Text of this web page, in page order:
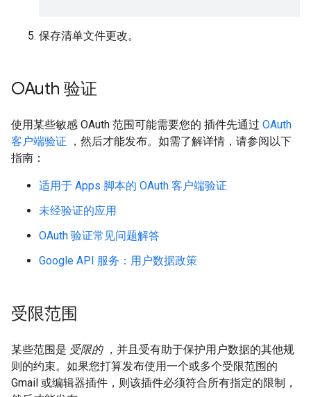
保存清单文件更改。
OAuth 验证
使用某些敏感 OAuth 范围可能需要您的 插件先通过 OAuth
客户端验证 ，然后才能发布。如需了解详情，请参阅以下
指南：
适用于 Apps 脚本的 OAuth 客户端验证
未经验证的应用
OAuth 验证常见问题解答
Google API 服务：用户数据政策
受限范围
某些范围是 受限的，并且受有助于保护用户数据的其他规
则的约束。如果您打算发布使用一个或多个受限范围的
Gmail 或编辑器插件，则该插件必须符合所有指定的限制，